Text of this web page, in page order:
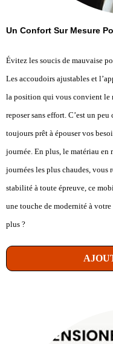
Un Confort Sur Mesure
Évitez les soucis de mauvaise
Les accoudoirs ajustables et
la position qui vous convient le
reposer sans effort. C’est un
toujours prêt à épouser vos
journée. En plus, le matériau en
journées les plus chaudes, vous
stabilité à toute épreuve, ce
une touche de modernité à
plus ?